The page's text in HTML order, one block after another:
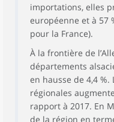
importations, elles
européenne et à 57
pour la France).
À la frontière de
départements
en hausse de 4,4
régionales
rapport à 2017. En
de la région en